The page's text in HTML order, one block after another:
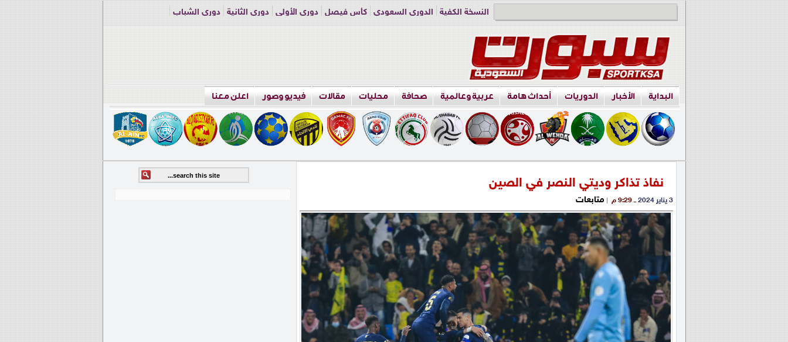
النسخة الكفية الدوري السعودي كأس فيصل دوري الأولى دوري الثانية
دوري الشباب
البداية الأخبار الدوريات أحداث هامة عربية وعالمية صحافة محليات مقالات فيديو وصور اعلن معنا
نفاذ تذاكر وديتي النصر في الصين
3 يناير 2024 ــ 9:29 م | متابعات